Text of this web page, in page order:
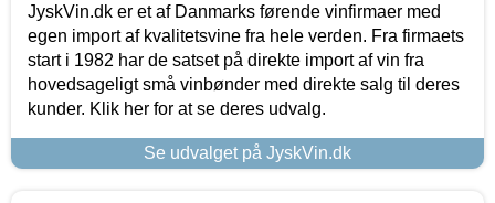
JyskVin.dk er et af Danmarks førende vinfirmaer med
egen import af kvalitetsvine fra hele verden. Fra firmaets
start i 1982 har de satset på direkte import af vin fra
hovedsageligt små vinbønder med direkte salg til deres
kunder. Klik her for at se deres udvalg.
Se udvalget på JyskVin.dk